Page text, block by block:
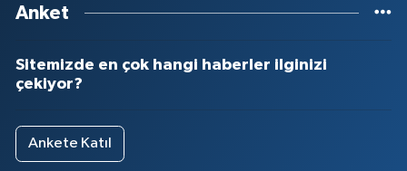
Anket
Sitemizde en çok hangi haberler ilginizi
çekiyor?
Ankete Katıl
Van Müftülüğü
Yalova Müftülüğü